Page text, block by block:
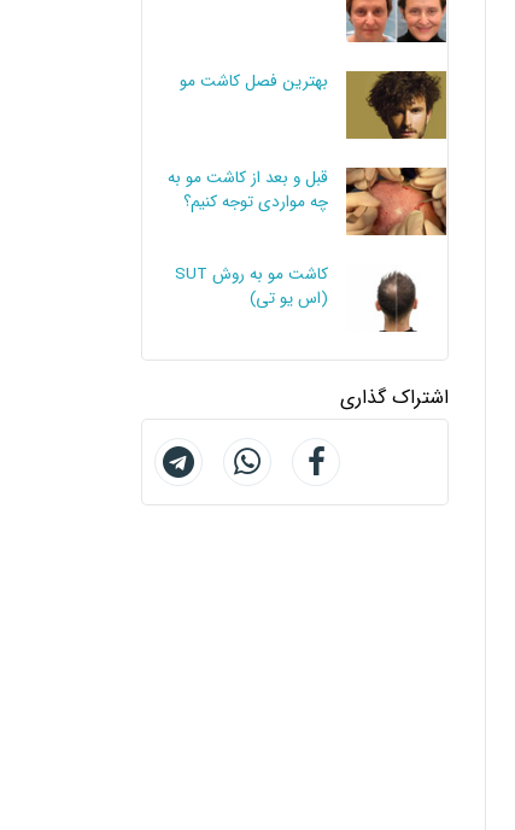
بهترین فصل کاشت مو
قبل و بعد از کاشت مو به
چه مواردی توجه کنیم؟
کاشت مو به روش SUT
(اس یو تی)
اشتراک گذاری